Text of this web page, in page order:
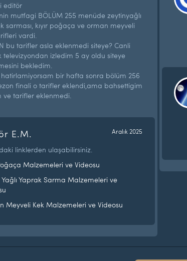
editör
mutfagi BÖLÜM 255 menüde zeytinyağlı
sarması, kıyır poğaça ve orman meyveli
vardi.
bu tarifler asla eklenmedi siteye? Canli
televizyondan izledim 5 ay oldu siteye
bekledim.
hatirlamiyorsam bir hafta sonra bölüm 256
finali o tarifler eklendi,ama bahsettigim
ve tarifler eklenmedi.
E.M. Aralık 2025
linklerden ulaşabilirsiniz.
Malzemeleri ve Videosu
Yağlı Yaprak Sarma Malzemeleri ve
Meyveli Kek Malzemeleri ve Videosu